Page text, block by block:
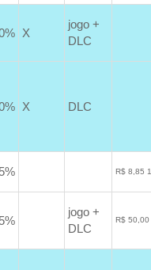
X
jogo +
DLC
X DLC
R$ 8,85
jogo +
DLC
R$